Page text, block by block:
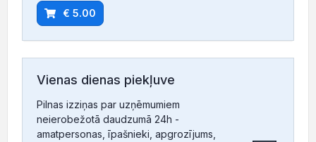
€ 5.00
Vienas dienas piekļuve
Pilnas izziņas par uzņēmumiem
neierobežotā daudzumā 24h -
amatpersonas, īpašnieki, apgrozījums,